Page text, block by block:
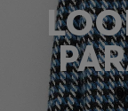
Iniciar sesión /
Favorito (